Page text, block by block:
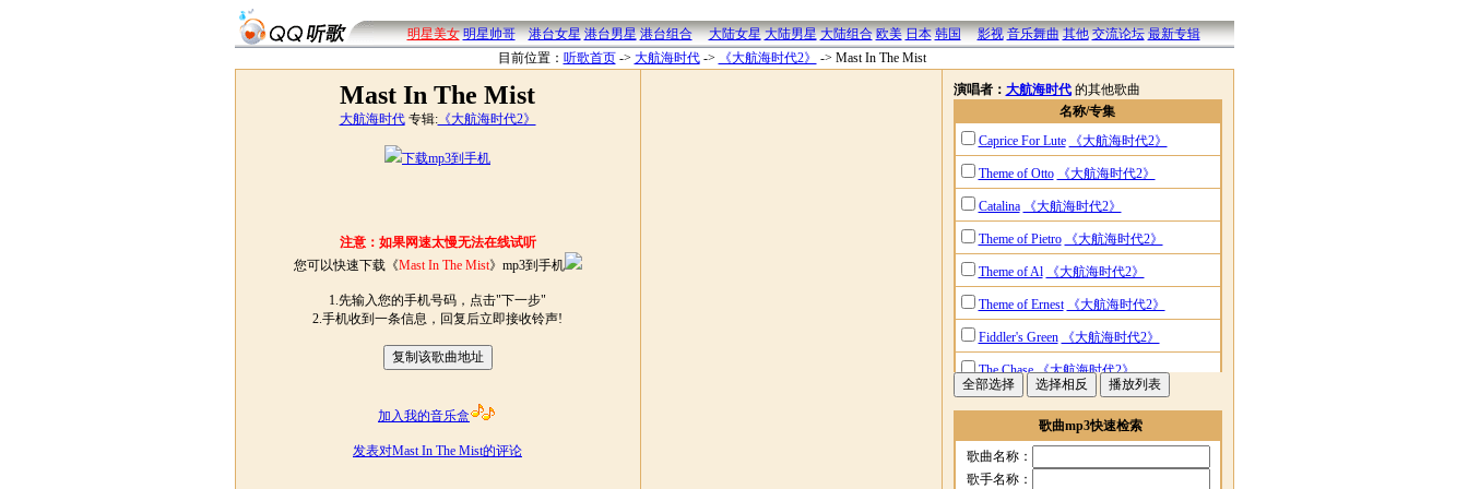
明星美女 明星帅哥 港台女星 港台男星 港台组合 大陆女星 大陆男星 大陆组合 欧美 日本 韩国 影视 音乐舞曲 其他 交流论坛 最新专辑
目前位置： 听歌首页 -> 大航海时代 -> 《大航海时代2》 -> Mast In The Mist
Mast In The Mist
大航海时代专辑:《大航海时代2》
下载mp3到手机
注意：如果网速太慢无法在线试听
您可以快速下载《Mast In The Mist》mp3到手机
1.先输入您的手机号码，点击"下一步"
2.手机收到一条信息，回复后立即接收铃声!
加入我的音乐盒
发表对Mast In The Mist的评论
演唱者： 大航海时代的其他歌曲
名称/专集
Caprice For Lute
《大航海时代2》
Theme of Otto 《大航海时代2》
Catalina 《大航海时代2》
Theme of Pietro 《大航海时代2》
Theme of Al 《大航海时代2》
Theme of Ernest 《大航海时代2》
Fiddler's Green 《大航海时代2》
The Chase 《大航海时代2》
Victory in a Naval Battle 《大航海时代2》
Capturing Enemies' Ships 《大航海时代2》
歌曲mp3快速检索
歌曲名称：
歌手名称：